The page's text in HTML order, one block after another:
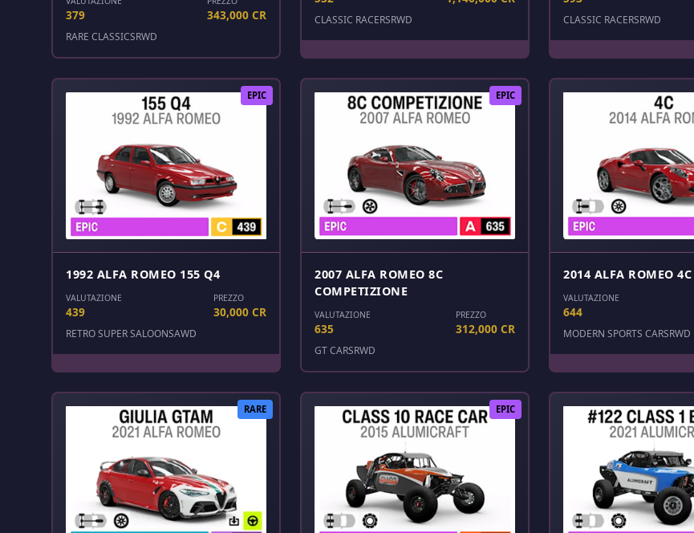
379 343,000 CR
RARE CLASSICSRWD
CLASSIC RACERSRWD CLASSIC RACERSRWD
EPIC
1992 ALFA ROMEO 155 Q4
VALUTAZIONE
439
PREZZO
30,000 CR
RETRO SUPER SALOONSAWD
EPIC
2007 ALFA ROMEO 8C
COMPETIZIONE
VALUTAZIONE
635
PREZZO
312,000 CR
GT CARSRWD
2014 ALFA ROMEO 4C
VALUTAZIONE
644
MODERN SPORTS CARSRWD
RARE EPIC